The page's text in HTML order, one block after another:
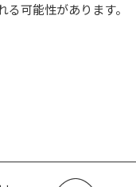
可能性があります。